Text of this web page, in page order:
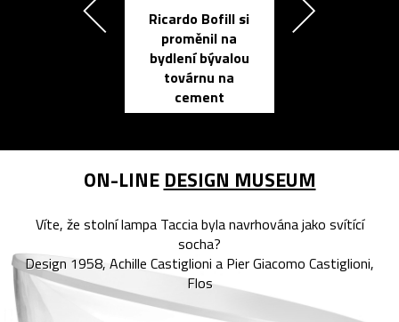
Ricardo Bofill si
proměnil na
bydlení bývalou
továrnu na
cement
ON-LINE DESIGN MUSEUM
Víte, že stolní lampa Taccia byla navrhována jako svítící
socha?
Design 1958, Achille Castiglioni a Pier Giacomo Castiglioni,
Flos